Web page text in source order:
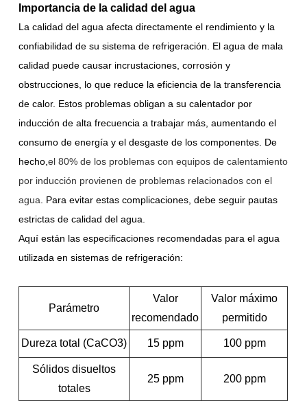
Importancia de la calidad del agua
La calidad del agua afecta directamente el rendimiento y la
confiabilidad de su sistema de refrigeración. El agua de mala
calidad puede causar incrustaciones, corrosión y
obstrucciones, lo que reduce la eficiencia de la transferencia
de calor. Estos problemas obligan a su calentador por
inducción de alta frecuencia a trabajar más, aumentando el
consumo de energía y el desgaste de los componentes. De
hecho,el 80% de los problemas con equipos de calentamiento
por inducción provienen de problemas relacionados con el
agua . Para evitar estas complicaciones, debe seguir pautas
estrictas de calidad del agua.
Aquí están las especificaciones recomendadas para el agua
utilizada en sistemas de refrigeración:
Parámetro
Valor
recomendado
Valor máximo
permitido
Dureza total (CaCO3) 15 ppm 100 ppm
Sólidos disueltos
totales
25 ppm 200 ppm